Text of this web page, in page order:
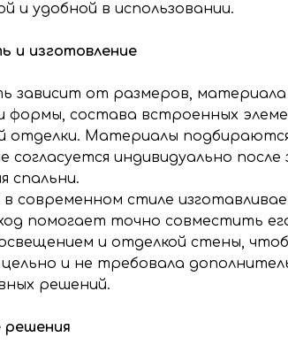
и удобной в использовании.
и изготовление
зависит от размеров, материала
формы, состава встроенных
отделки. Материалы
согласуется индивидуально после
спальни.
в современном стиле
помогает точно совместить
и отделкой стены,
цельно и не требовала
решений.
решения